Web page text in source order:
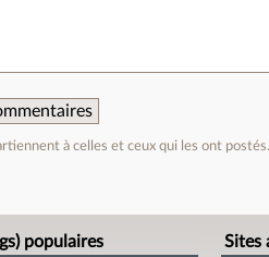
à celles et ceux qui les ont
populaires Sites